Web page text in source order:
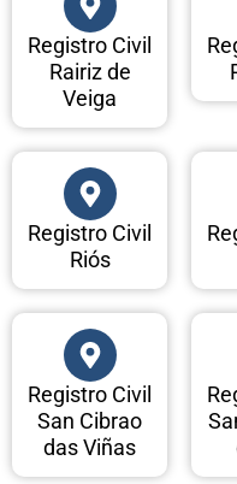
Registro Civil
Rairiz de
Veiga
Registro Civil
Riós
Registro Civil
San Cibrao
das Viñas